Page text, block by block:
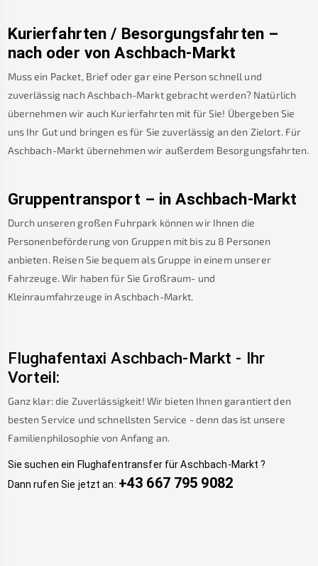
Kurierfahrten / Besorgungsfahrten –
nach oder von Aschbach-Markt
Muss ein Packet, Brief oder gar eine Person schnell und
zuverlässig nach Aschbach-Markt gebracht werden? Natürlich
übernehmen wir auch Kurierfahrten mit für Sie! Übergeben Sie
uns Ihr Gut und bringen es für Sie zuverlässig an den Zielort. Für
Aschbach-Markt übernehmen wir außerdem Besorgungsfahrten.
Gruppentransport – in Aschbach-Markt
Durch unseren großen Fuhrpark können wir Ihnen die
Personenbeförderung von Gruppen mit bis zu 8 Personen
anbieten. Reisen Sie bequem als Gruppe in einem unserer
Fahrzeuge. Wir haben für Sie Großraum- und
Kleinraumfahrzeuge in Aschbach-Markt.
Flughafentaxi Aschbach-Markt - Ihr
Vorteil:
Ganz klar: die Zuverlässigkeit! Wir bieten Ihnen garantiert den
besten Service und schnellsten Service - denn das ist unsere
Familienphilosophie von Anfang an.
Sie suchen ein Flughafentransfer für Aschbach-Markt ?
Dann rufen Sie jetzt an: +43 667 795 9082